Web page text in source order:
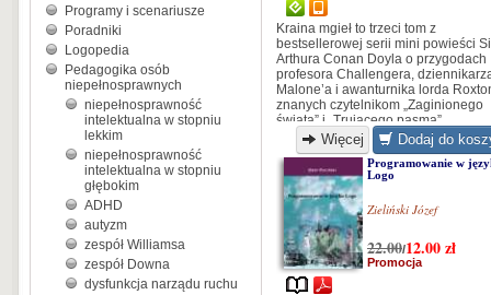
Programy i scenariusze
Poradniki
Logopedia
Pedagogika osób
niepełnosprawnych
niepełnosprawność
intelektualna w stopniu
lekkim
niepełnosprawność
intelektualna w stopniu
głębokim
ADHD
autyzm
zespół Williamsa
zespół Downa
dysfunkcja narządu ruchu
Kraina mgieł to trzeci tom z
bestsellerowej serii mini powieści
Arthura Conan Doyla o przygodach
profesora Challengera,
Malone’a i awanturnika lorda
znanych czytelnikom „Zaginionego
świata” i „Trującego pasma”.
Więcej Dodaj do
Programowanie w
Logo
Zieliński Józef
22.00/12.00zł
Promocja